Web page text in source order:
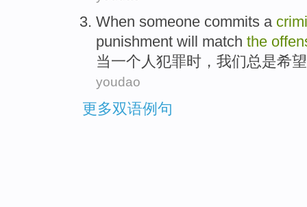
When someone commits a
punishment will match the
当一个人犯罪时， 我们总是希望
youdao
更多双语例句